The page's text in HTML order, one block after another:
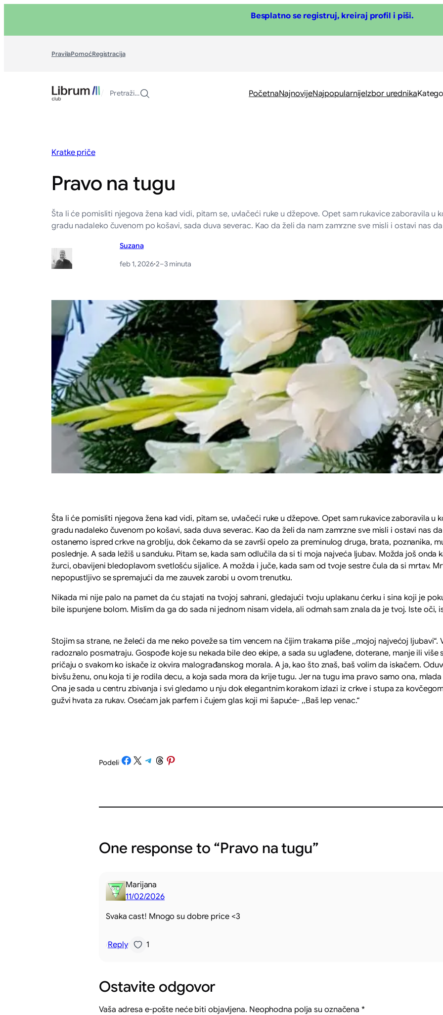
sadržaj
Besplatno se registruj, kreiraj profil i piši.
PravilaPomoćRegistracija
/ Pretraži… PočetnaNajnovijeNajpopularnijeIzbor urednika
Kratke priče
Pravo na tugu
Šta li će pomisliti njegova žena kad vidi, pitam se, uvlačeći ruke u džepove. Opet sam rukavice zaboravila u
gradu nadaleko čuvenom po košavi, sada duva severac. Kao da želi da nam zamrzne sve misli i ostavi nas
Suzana
feb 1, 2026·2–3 minuta
Šta li će pomisliti njegova žena kad vidi, pitam se, uvlačeći ruke u džepove. Opet sam rukavice zaboravila u
gradu nadaleko čuvenom po košavi, sada duva severac. Kao da želi da nam zamrzne sve misli i ostavi nas
ostanemo ispred crkve na groblju, dok čekamo da se završi opelo za preminulog druga, brata, poznanika,
poslednje. A sada ležiš u sanduku. Pitam se, kada sam odlučila da si ti moja najveća ljubav. Možda još
žurci, obavijeni bledoplavom svetlošću sijalice. A možda i juče, kada sam od tvoje sestre čula da si mrtav.
nepopustljivo se spremajući da me zauvek zarobi u ovom trenutku.
Nikada mi nije palo na pamet da ću stajati na tvojoj sahrani, gledajući tvoju uplakanu ćerku i sina koji je
bile ispunjene bolom. Mislim da ga do sada ni jednom nisam videla, ali odmah sam znala da je tvoj. Iste oči,
Stojim sa strane, ne želeći da me neko poveže sa tim vencem na čijim trakama piše ,,mojoj najvećoj
radoznalo posmatraju. Gospođe koje su nekada bile deo ekipe, a sada su uglađene, doterane, manje ili
pričaju o svakom ko iskače iz okvira malograđanskog morala. A ja, kao što znaš, baš volim da iskačem.
bivšu ženu, onu koja ti je rodila decu, a koja sada mora da krije tugu. Jer na tugu ima pravo samo ona,
Ona je sada u centru zbivanja i svi gledamo u nju dok elegantnim korakom izlazi iz crkve i stupa za
gužvi hvata za rukav. Osećam jak parfem i čujem glas koji mi šapuće- ,,Baš lep venac.“
Podeli/Share on Facebook
Share on X Share on Telegram
Share on Threads
Share on Pinterest
One response to “Pravo na tugu”
Marijana
11/02/2026
Svaka cast! Mnogo su dobre price <3
/Reply/ 1
Ostavite odgovor
Vaša adresa e-pošte neće biti objavljena. Neophodna polja su označena*